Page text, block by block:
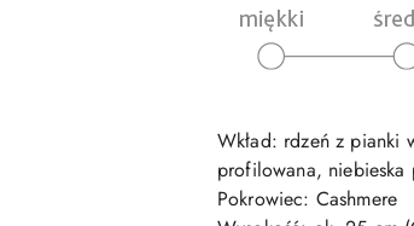
Wkład: rdzeń z pianki
profilowana, niebieska
Pokrowiec: Cashmere